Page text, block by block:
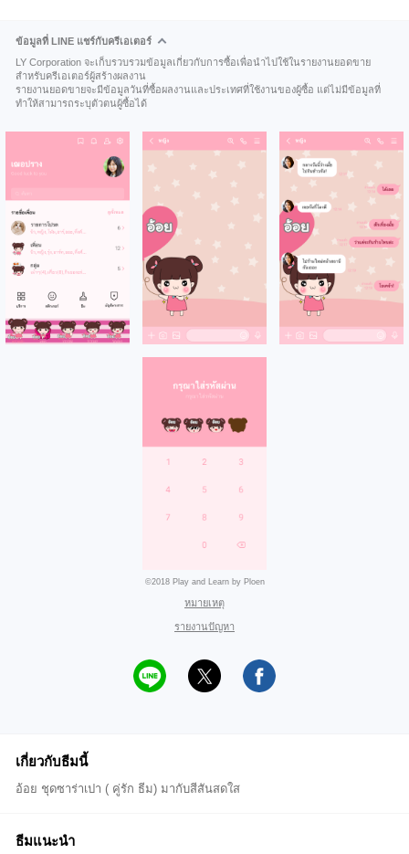
ข้อมูลที่ LINE แชร์กับครีเอเตอร์
LY Corporation จะเก็บรวบรวมข้อมูลเกี่ยวกับการซื้อเพื่อนำไปใช้ในรายงานยอดขาย
สำหรับครีเอเตอร์ผู้สร้างผลงาน
รายงานยอดขายจะมีข้อมูลวันที่ซื้อผลงานและประเทศที่ใช้งานของผู้ซื้อ แต่ไม่มีข้อมูลที่
ทำให้สามารถระบุตัวตนผู้ซื้อได้
©2018 Play and Learn by Ploen
หมายเหตุ
รายงานปัญหา
เกี่ยวกับธีมนี้
อ้อย ชุดซาร่าเปา ( คู่รัก ธีม) มากับสีสันสดใส
ธีมแนะนำ